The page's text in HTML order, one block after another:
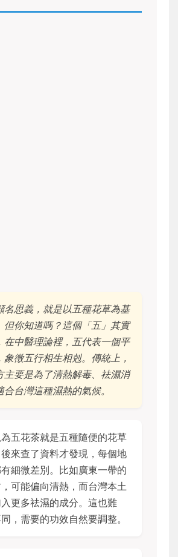
名思義，就是以五種花草為基
但你知道嗎？這個「五」其實
在中醫理論裡，五代表一個平
象徵五行相生相剋。傳統上，
主要是為了清熱解毒、祛濕消
台灣這種濕熱的氣候。
五花茶就是五種隨便的花草
來查了資料才發現，每個地
細微差別。比如廣東一帶的
可能偏向清熱，而台灣本土
更多祛濕的成分。這也難
，需要的功效自然要調整。